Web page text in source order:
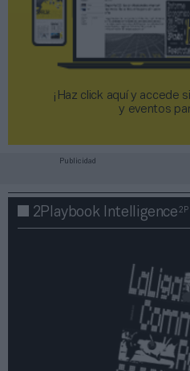
¡Haz click aquí y accede
y eventos
Publicidad
2Playbook Intelligence2P